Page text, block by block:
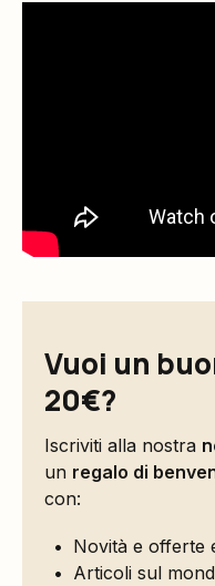
Vuoi un
20€?
Iscriviti alla nostra
un regalo di
con:
Novità e offerte
Articoli sul